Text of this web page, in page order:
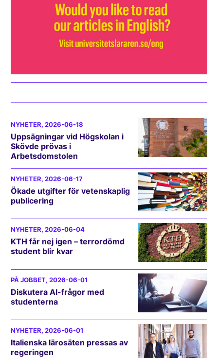
NYHETER, 2026-06-18
Uppsägningar vid Högskolan i
Skövde prövas i
Arbetsdomstolen
NYHETER, 2026-06-17
Ökade utgifter för vetenskaplig
publicering
NYHETER, 2026-06-04
KTH får nej igen – terrordömd
student blir kvar
PÅ JOBBET, 2026-06-01
Diskutera AI-frågor med
studenterna
NYHETER, 2026-06-01
Italienska lärosäten pressas av
regeringen